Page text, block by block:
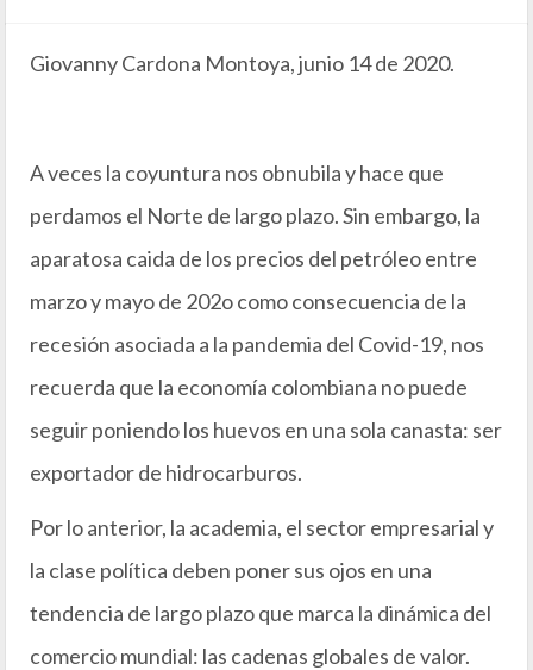
Giovanny Cardona Montoya, junio 14 de 2020.
A veces la coyuntura nos obnubila y hace que
perdamos el Norte de largo plazo. Sin embargo, la
aparatosa caida de los precios del petróleo entre
marzo y mayo de 202o como consecuencia de la
recesión asociada a la pandemia del Covid-19, nos
recuerda que la economía colombiana no puede
seguir poniendo los huevos en una sola canasta: ser
exportador de hidrocarburos.
Por lo anterior, la academia, el sector empresarial y
la clase política deben poner sus ojos en una
tendencia de largo plazo que marca la dinámica del
comercio mundial: las cadenas globales de valor.